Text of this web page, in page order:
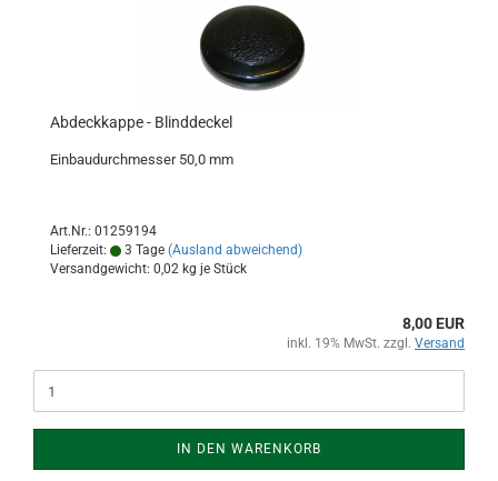
Abdeckkappe - Blinddeckel
Einbaudurchmesser 50,0 mm
Art.Nr.: 01259194
Lieferzeit:
3 Tage (Ausland abweichend)
Versandgewicht: 0,02 kg je Stück
8,00 EUR
inkl. 19% MwSt. zzgl. Versand
IN DEN WARENKORB